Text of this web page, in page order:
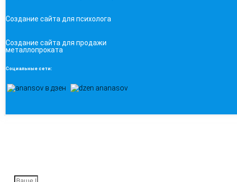
Создание сайта для психолога
Создание сайта для продажи
металлопроката
Социальные сети: